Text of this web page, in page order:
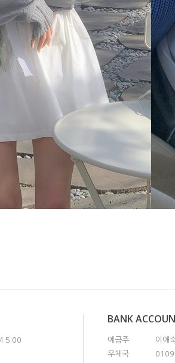
5:00
BANK
예금주
이애
우체국